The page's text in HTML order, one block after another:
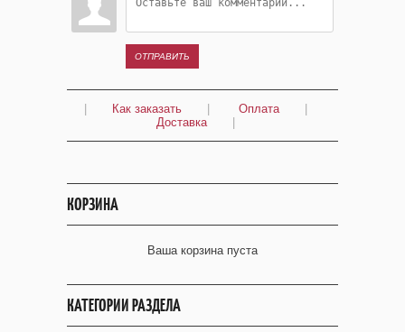
ОТПРАВИТЬ
| Как заказать | Оплата
|
Доставка
|
КОРЗИНА
Ваша корзина пуста
КАТЕГОРИИ РАЗДЕЛА